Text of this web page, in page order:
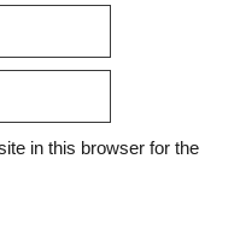
in this browser for the